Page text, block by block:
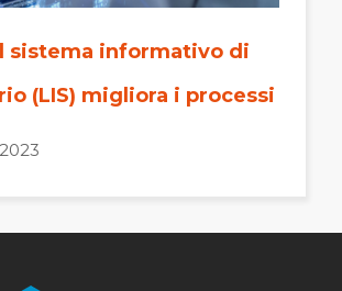
sistema informativo di
(LIS) migliora i processi